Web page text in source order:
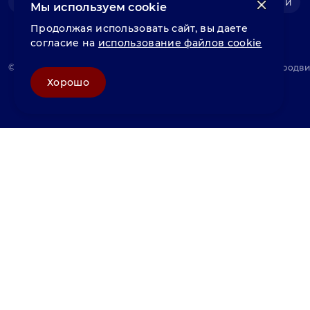
© «Велунд нержавейка» 2025, Разработка и комплексное
Мы используем cookie
Продолжая использовать сайт, вы даете
согласие на использование файлов cookie
Хорошо